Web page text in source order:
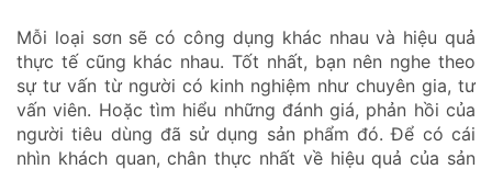
Mỗi loại sơn sẽ có công dụng khác nhau và hiệu quả
thực tế cũng khác nhau. Tốt nhất, bạn nên nghe theo
sự tư vấn từ người có kinh nghiệm như chuyên gia, tư
vấn viên. Hoặc tìm hiểu những đánh giá, phản hồi của
người tiêu dùng đã sử dụng sản phẩm đó. Để có cái
nhìn khách quan, chân thực nhất về hiệu quả của sản